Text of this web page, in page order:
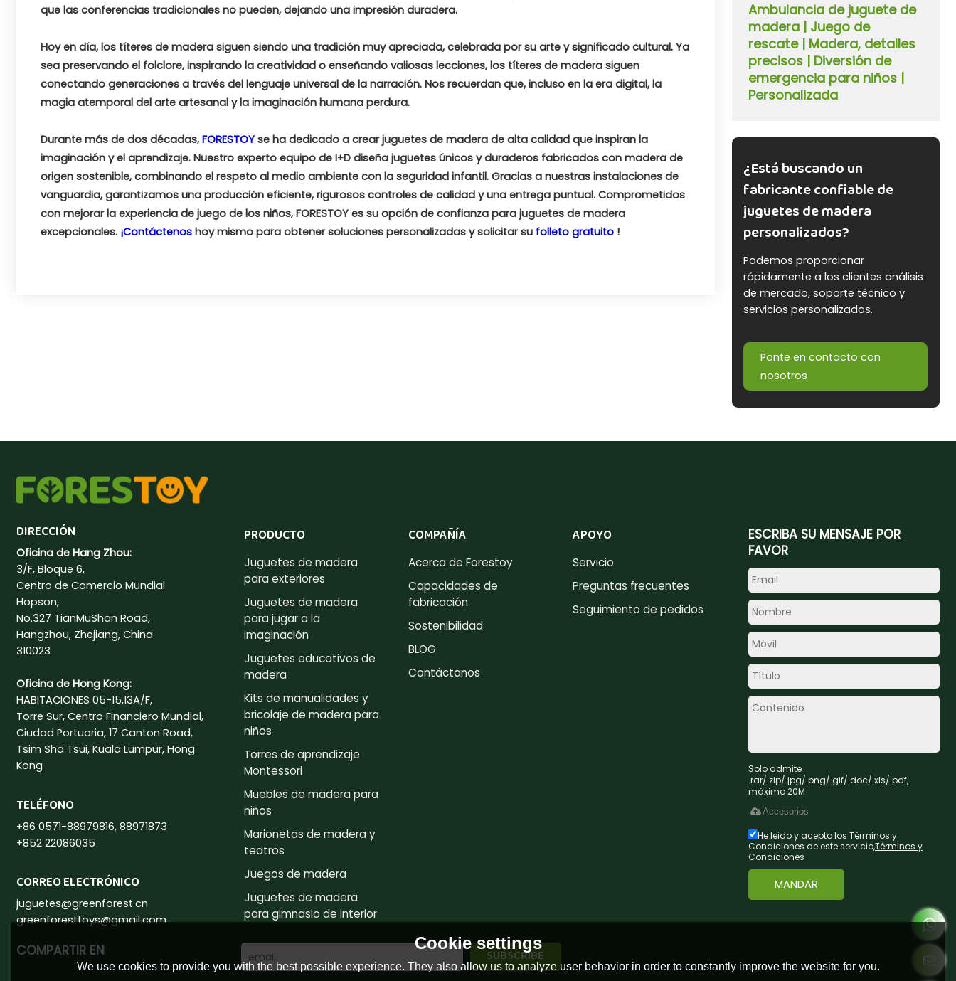
que las conferencias tradicionales no pueden, dejando una impresión duradera.
Hoy en día, los títeres de madera siguen siendo una tradición muy apreciada, celebrada por su arte y significado cultural. Ya
sea preservando el folclore, inspirando la creatividad o enseñando valiosas lecciones, los títeres de madera siguen
conectando generaciones a través del lenguaje universal de la narración. Nos recuerdan que, incluso en la era digital, la
magia atemporal del arte artesanal y la imaginación humana perdura.
Durante más de dos décadas, FORESTOYse ha dedicado a crear juguetes de madera de alta calidad que inspiran la
imaginación y el aprendizaje. Nuestro experto equipo de I+D diseña juguetes únicos y duraderos fabricados con madera de
origen sostenible, combinando el respeto al medio ambiente con la seguridad infantil. Gracias a nuestras instalaciones de
vanguardia, garantizamos una producción eficiente, rigurosos controles de calidad y una entrega puntual. Comprometidos
con mejorar la experiencia de juego de los niños, FORESTOY es su opción de confianza para juguetes de madera
excepcionales. ¡Contáctenoshoy mismo para obtener soluciones personalizadas y solicitar su folleto gratuito!
Ambulancia de juguete de
madera | Juego de
rescate | Madera, detalles
precisos | Diversión de
emergencia para niños |
Personalizada
¿Está buscando un
fabricante confiable de
juguetes de madera
personalizados?
Podemos proporcionar
rápidamente a los clientes análisis
de mercado, soporte técnico y
servicios personalizados.
Ponte en contacto con
nosotros
DIRECCIÓN
Oficina de Hang Zhou:
3/F, Bloque 6,
Centro de Comercio Mundial
Hopson,
No.327 TianMuShan Road,
Hangzhou, Zhejiang, China
310023
Oficina de Hong Kong:
HABITACIONES 05-15,13A/F,
Torre Sur, Centro Financiero Mundial,
Ciudad Portuaria, 17 Canton Road,
Tsim Sha Tsui, Kuala Lumpur, Hong
Kong
TELÉFONO
+86 0571-88979816, 88971873
+852 22086035
CORREO ELECTRÓNICO
juguetes@greenforest.cn
greenforesttoys@gmail.com
PRODUCTO
Juguetes de madera
para exteriores
Juguetes de madera
para jugar a la
imaginación
Juguetes educativos de
madera
Kits de manualidades y
bricolaje de madera para
niños
Torres de aprendizaje
Montessori
Muebles de madera para
niños
Marionetas de madera y
teatros
Juegos de madera
Juguetes de madera
para gimnasio de interior
COMPAÑÍA
Acerca de Forestoy
Capacidades de
fabricación
Sostenibilidad
BLOG
Contáctanos
APOYO
Servicio
Preguntas frecuentes
Seguimiento de pedidos
ESCRIBA SU MENSAJE POR
FAVOR
Solo admite
.rar/.zip/.jpg/.png/.gif/.doc/.xls/.pdf,
máximo 20M
Accesorios
He leido y acepto los Términos y
Condiciones de este servicio,Términos y
Condiciones
MANDAR
COMPARTIR EN Cookie settings
We use cookies to provide you with the best possible experience. They also allow us to analyze user behavior in order to constantly improve the website for you.